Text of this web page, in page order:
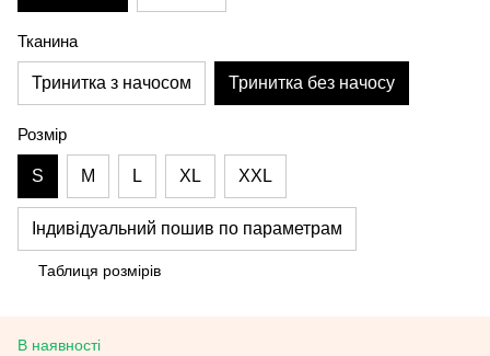
Тканина
Тринитка з начосом Тринитка без начосу
Розмір
S M L XL XXL
Індивідуальний пошив по параметрам
Таблиця розмірів
В наявності